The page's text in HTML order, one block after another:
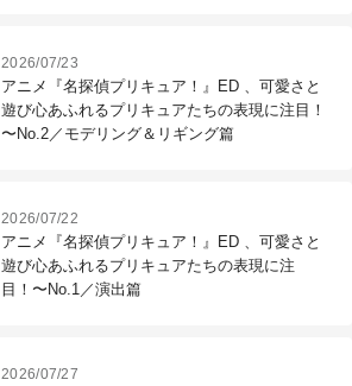
2026/07/23
アニメ『名探偵プリキュア！』ED 、可愛さと
遊び心あふれるプリキュアたちの表現に注目！
〜No.2／モデリング＆リギング篇
2026/07/22
アニメ『名探偵プリキュア！』ED 、可愛さと
遊び心あふれるプリキュアたちの表現に注
目！〜No.1／演出篇
2026/07/27